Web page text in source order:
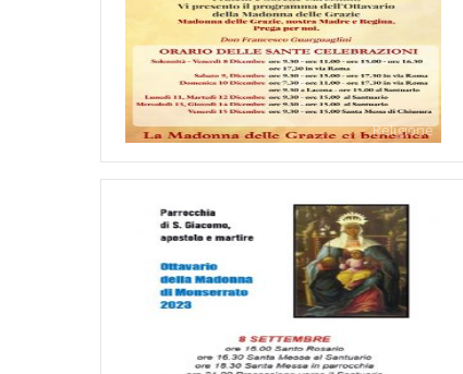
Religione